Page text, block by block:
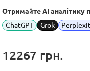
Отримайте AI аналітику
ChatGPT
Grok
12267 грн.